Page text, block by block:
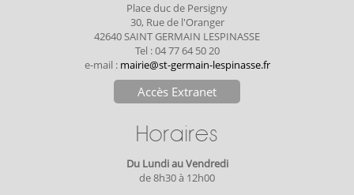
Place duc de Persigny
30, Rue de l'Oranger
42640 SAINT GERMAIN LESPINASSE
Tel : 04 77 64 50 20
e-mail : mairie@st-germain-lespinasse.fr
Accès Extranet
Horaires
Du Lundi au Vendredi
de 8h30 à 12h00